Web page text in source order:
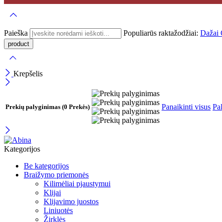
Paieška Populiarūs raktažodžiai: Dažai
Krepšelis
Prekių palyginimas (0 Prekės) Panaikinti visus
Kategorijos
Be kategorijos
Braižymo priemonės
Kilimėliai pjaustymui
Klijai
Klijavimo juostos
Liniuotės
Žirklės